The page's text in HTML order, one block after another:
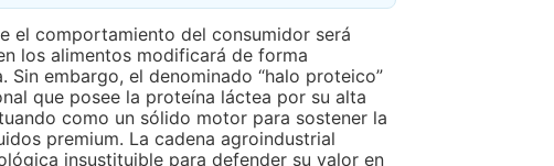
el comportamiento del consumidor será
los alimentos modificará de forma
embargo, el denominado “halo proteico”
que posee la proteína láctea por su alta
como un sólido motor para sostener la
premium. La cadena agroindustrial
insustituible para defender su valor en